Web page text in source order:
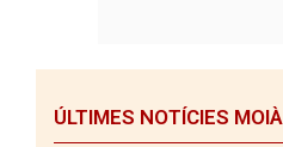
ÚLTIMES NOTÍCIES MOIÀ